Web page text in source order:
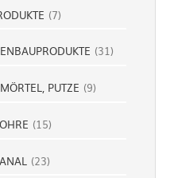
(7)
(31)
PUTZE (9)
(15)
(23)